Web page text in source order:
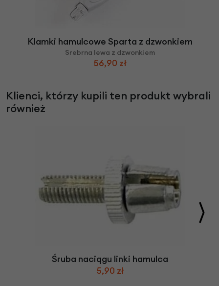
Klamki hamulcowe Sparta z dzwonkiem
Srebrna lewa z dzwonkiem
56,90 zł
Klienci, którzy kupili ten produkt wybrali
również
Śruba naciągu linki hamulca
5,90 zł